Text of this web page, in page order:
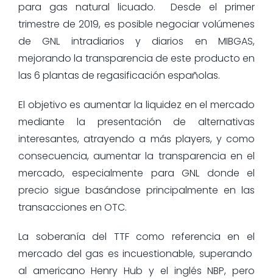
para gas natural licuado. Desde el primer
trimestre de 2019, es posible negociar volúmenes
de GNL intradiarios y diarios en MIBGAS,
mejorando la transparencia de este producto en
las 6 plantas de regasificación españolas.
El objetivo es aumentar la liquidez en el mercado
mediante la presentación de alternativas
interesantes, atrayendo a más players, y como
consecuencia, aumentar la transparencia en el
mercado, especialmente para GNL donde el
precio sigue basándose principalmente en las
transacciones en OTC.
La soberanía del TTF como referencia en el
mercado del gas es incuestionable, superando
al americano Henry Hub y el inglés NBP, pero